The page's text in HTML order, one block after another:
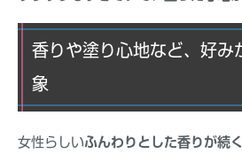
香りや塗り心地など、好み
象
女性らしいふんわりとした香りが続く